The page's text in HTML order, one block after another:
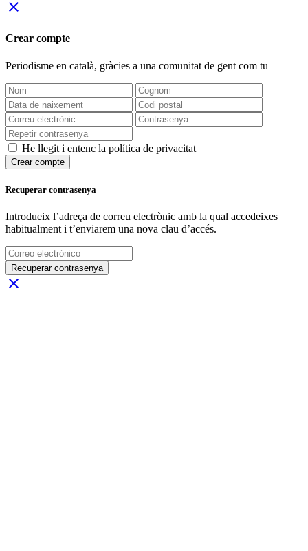
close
Crear compte
Periodisme en català, gràcies a una comunitat de gent com tu
He llegit i entenc la política de privacitat
Crear compte
Recuperar contrasenya
Introdueix l’adreça de correu electrònic amb la qual accedeixes
habitualment i t’enviarem una nova clau d’accés.
Recuperar contrasenya
close